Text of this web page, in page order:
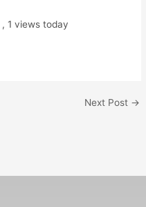
, 1 views today
Next Post →